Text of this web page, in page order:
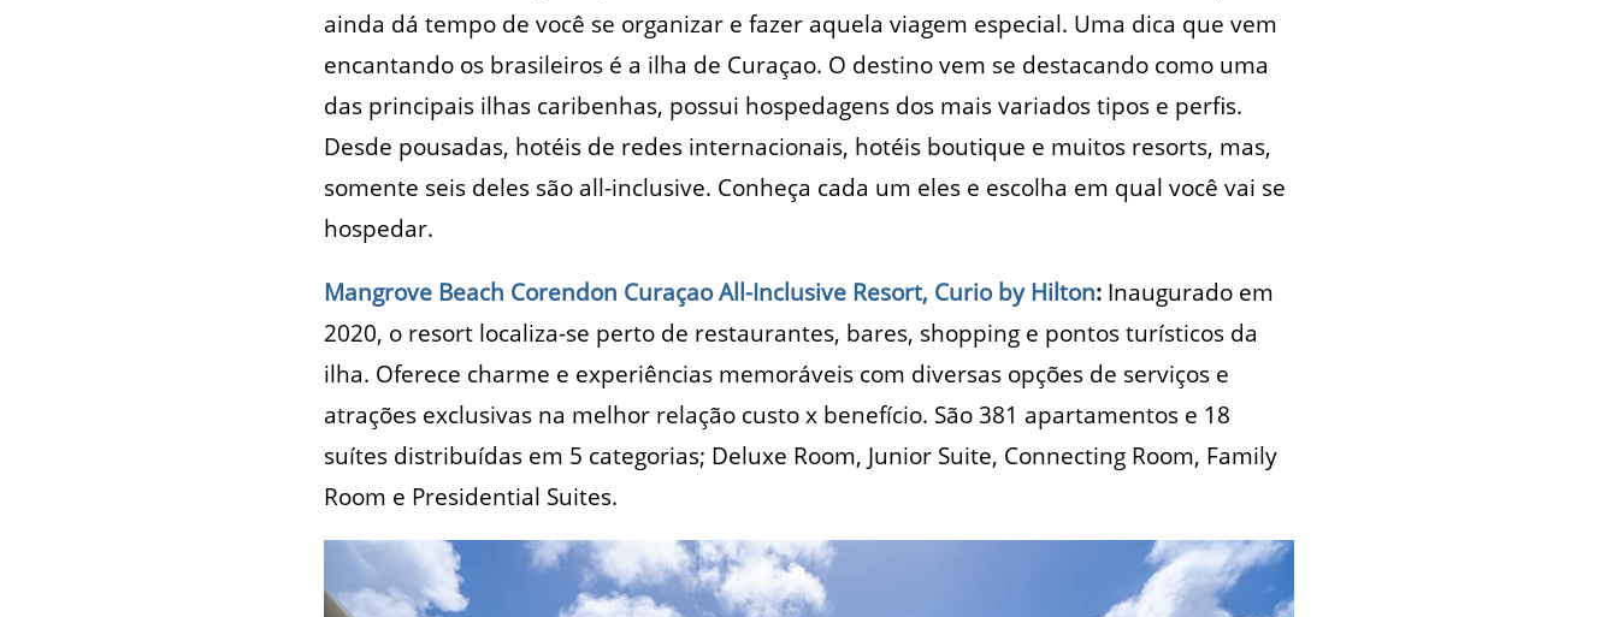
ainda dá tempo de você se organizar e fazer aquela viagem especial. Uma dica que vem
encantando os brasileiros é a ilha de Curaçao. O destino vem se destacando como uma
das principais ilhas caribenhas, possui hospedagens dos mais variados tipos e perfis.
Desde pousadas, hotéis de redes internacionais, hotéis boutique e muitos resorts, mas,
somente seis deles são all-inclusive. Conheça cada um eles e escolha em qual você vai se
hospedar.
Mangrove Beach Corendon Curaçao All-Inclusive Resort, Curio by Hilton: Inaugurado em
2020, o resort localiza-se perto de restaurantes, bares, shopping e pontos turísticos da
ilha. Oferece charme e experiências memoráveis com diversas opções de serviços e
atrações exclusivas na melhor relação custo x benefício. São 381 apartamentos e 18
suítes distribuídas em 5 categorias; Deluxe Room, Junior Suite, Connecting Room, Family
Room e Presidential Suites.